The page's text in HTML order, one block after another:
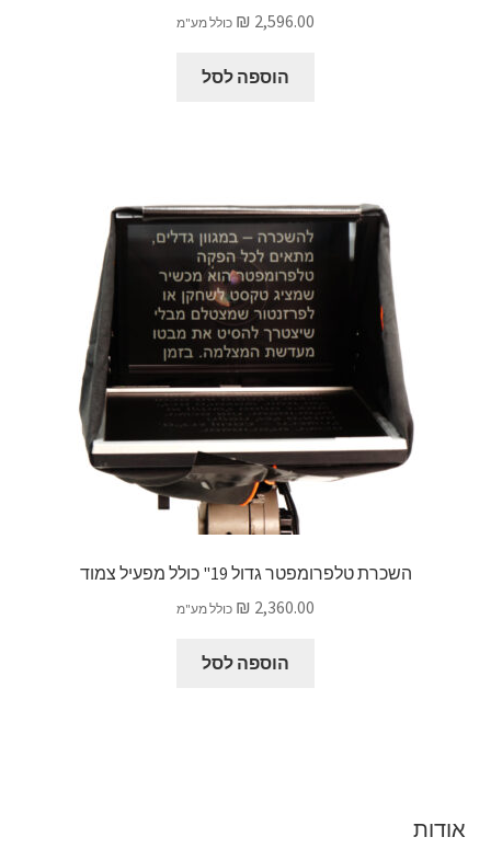
₪ 2,596.00 כולל מע"מ
הוספה לסל
השכרת טלפרומפטר גדול 19" כולל מפעיל צמוד
₪ 2,360.00 כולל מע"מ
הוספה לסל
אודות